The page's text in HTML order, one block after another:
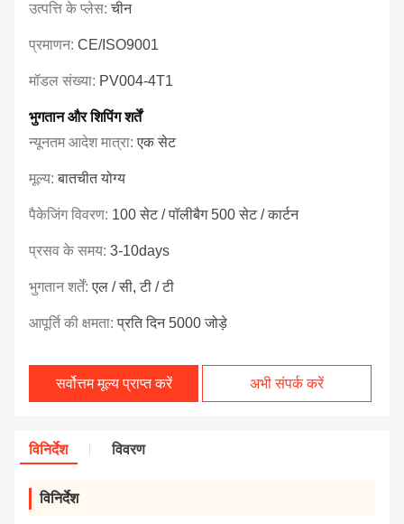
उत्पत्ति के प्लेस:चीन
प्रमाणन: CE/ISO9001
मॉडल संख्या: PV004-4T1
भुगतान और शिपिंग शर्तें
न्यूनतम आदेश मात्रा:एक सेट
मूल्य:बातचीत योग्य
पैकेजिंग विवरण: 100 सेट / पॉलीबैग 500 सेट / कार्टन
प्रसव के समय: 3-10days
भुगतान शर्तें:एल / सी, टी / टी
आपूर्ति की क्षमता:प्रति दिन 5000 जोड़े
सर्वोत्तम मूल्य प्राप्त करें अभी संपर्क करें
विनिर्देश विवरण
विनिर्देश